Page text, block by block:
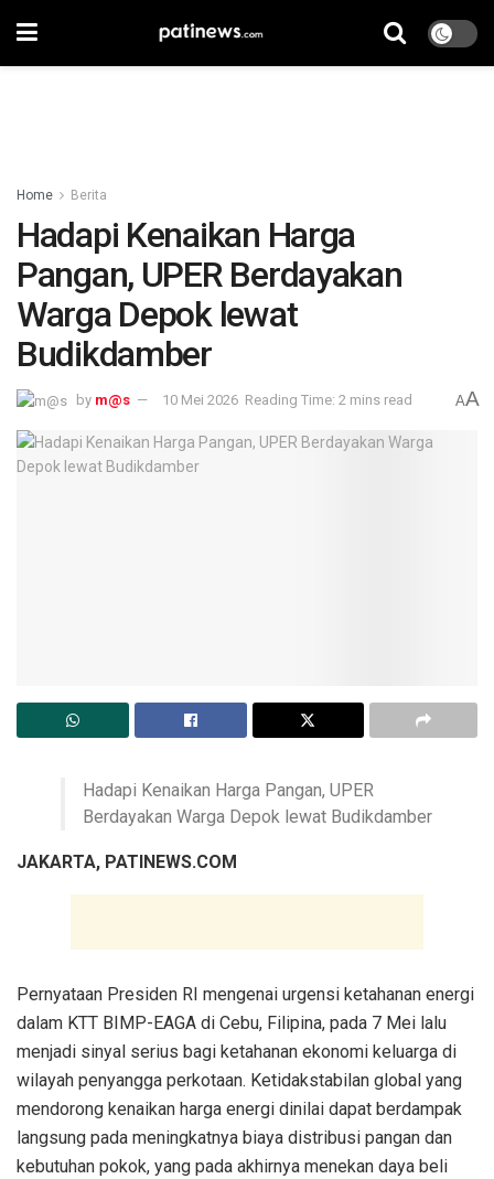
Home Berita
Hadapi Kenaikan Harga
Pangan, UPER Berdayakan
Warga Depok lewat
Budikdamber
by m@s 10 Mei 2026 Reading Time: 2 mins read AA
Hadapi Kenaikan Harga Pangan, UPER
Berdayakan Warga Depok lewat Budikdamber
JAKARTA, PATINEWS.COM
Pernyataan Presiden RI mengenai urgensi ketahanan energi
dalam KTT BIMP-EAGA di Cebu, Filipina, pada 7 Mei lalu
menjadi sinyal serius bagi ketahanan ekonomi keluarga di
wilayah penyangga perkotaan. Ketidakstabilan global yang
mendorong kenaikan harga energi dinilai dapat berdampak
langsung pada meningkatnya biaya distribusi pangan dan
kebutuhan pokok, yang pada akhirnya menekan daya beli